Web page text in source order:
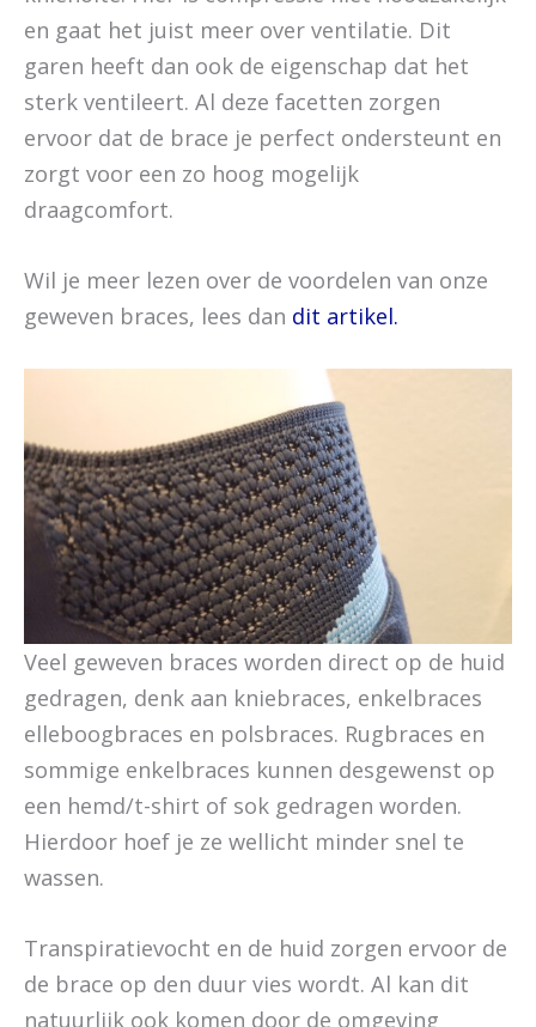
en gaat het juist meer over ventilatie. Dit
garen heeft dan ook de eigenschap dat het
sterk ventileert. Al deze facetten zorgen
ervoor dat de brace je perfect ondersteunt en
zorgt voor een zo hoog mogelijk
draagcomfort.
Wil je meer lezen over de voordelen van onze
geweven braces, lees dan dit artikel.
Veel geweven braces worden direct op de huid
gedragen, denk aan kniebraces, enkelbraces
elleboogbraces en polsbraces. Rugbraces en
sommige enkelbraces kunnen desgewenst op
een hemd/t-shirt of sok gedragen worden.
Hierdoor hoef je ze wellicht minder snel te
wassen.
Transpiratievocht en de huid zorgen ervoor de
de brace op den duur vies wordt. Al kan dit
natuurlijk ook komen door de omgeving